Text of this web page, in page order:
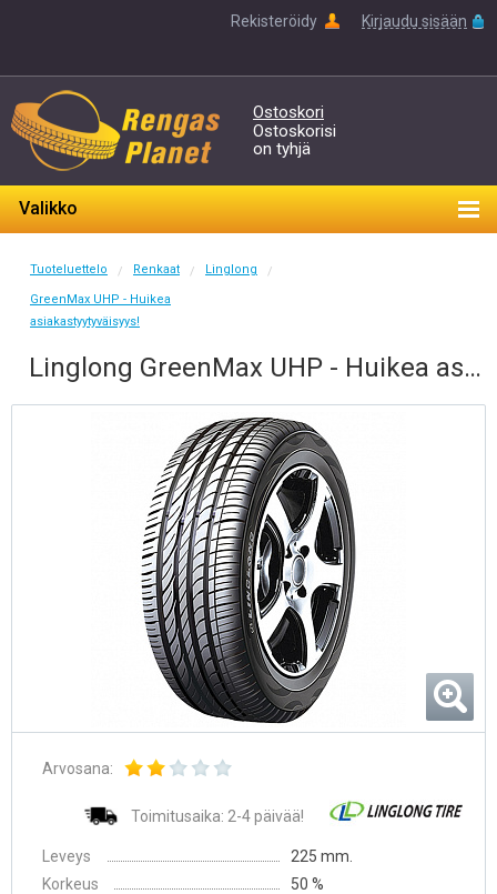
Rekisteröidy Kirjaudu sisään
Ostoskori
Ostoskorisi
on tyhjä
Valikko
Tuoteluettelo / Renkaat / Linglong
/
GreenMax UHP - Huikea
asiakastyytyväisyys!
Linglong GreenMax UHP - Huikea asiakastyytyväisyys! 225/50-17 W 98
Arvosana:
Toimitusaika: 2-4 päivää!
Leveys
225 mm.
Korkeus
50 %